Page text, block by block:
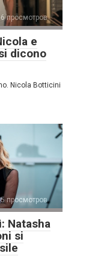
просмотров
e
dicono
Nicola Botticini
просмотров
Natasha
si